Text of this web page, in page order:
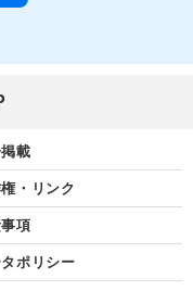
載
・リンク
項
ポリシー